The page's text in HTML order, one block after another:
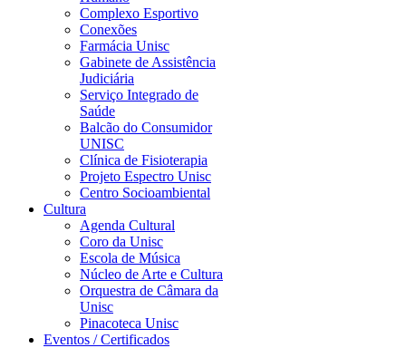
Complexo Esportivo
Conexões
Farmácia Unisc
Gabinete de Assistência
Judiciária
Serviço Integrado de
Saúde
Balcão do Consumidor
UNISC
Clínica de Fisioterapia
Projeto Espectro Unisc
Centro Socioambiental
Cultura
Agenda Cultural
Coro da Unisc
Escola de Música
Núcleo de Arte e Cultura
Orquestra de Câmara da
Unisc
Pinacoteca Unisc
Eventos / Certificados